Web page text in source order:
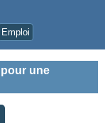
Emploi
une